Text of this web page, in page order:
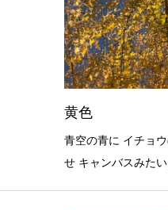
黄色
青空の青に イチョ
せ キャンバスみた